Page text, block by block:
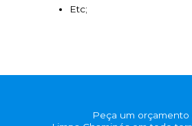
Etc;
Peça um orçamento